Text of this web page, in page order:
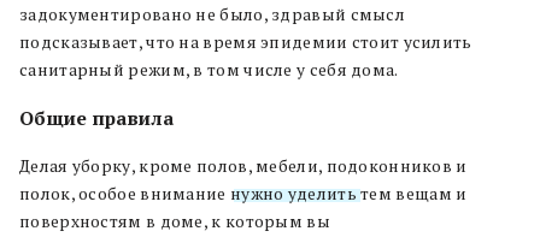
задокументировано не было, здравый смысл
подсказывает, что на время эпидемии стоит усилить
санитарный режим, в том числе у себя дома.
Общие правила
Делая уборку, кроме полов, мебели, подоконников и
полок, особое внимание нужно уделитьтем вещам и
поверхностям в доме, к которым вы